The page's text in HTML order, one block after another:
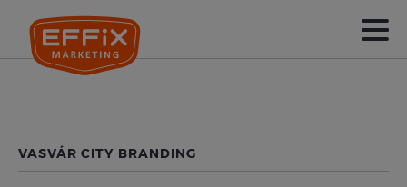
VASVÁR CITY BRANDING